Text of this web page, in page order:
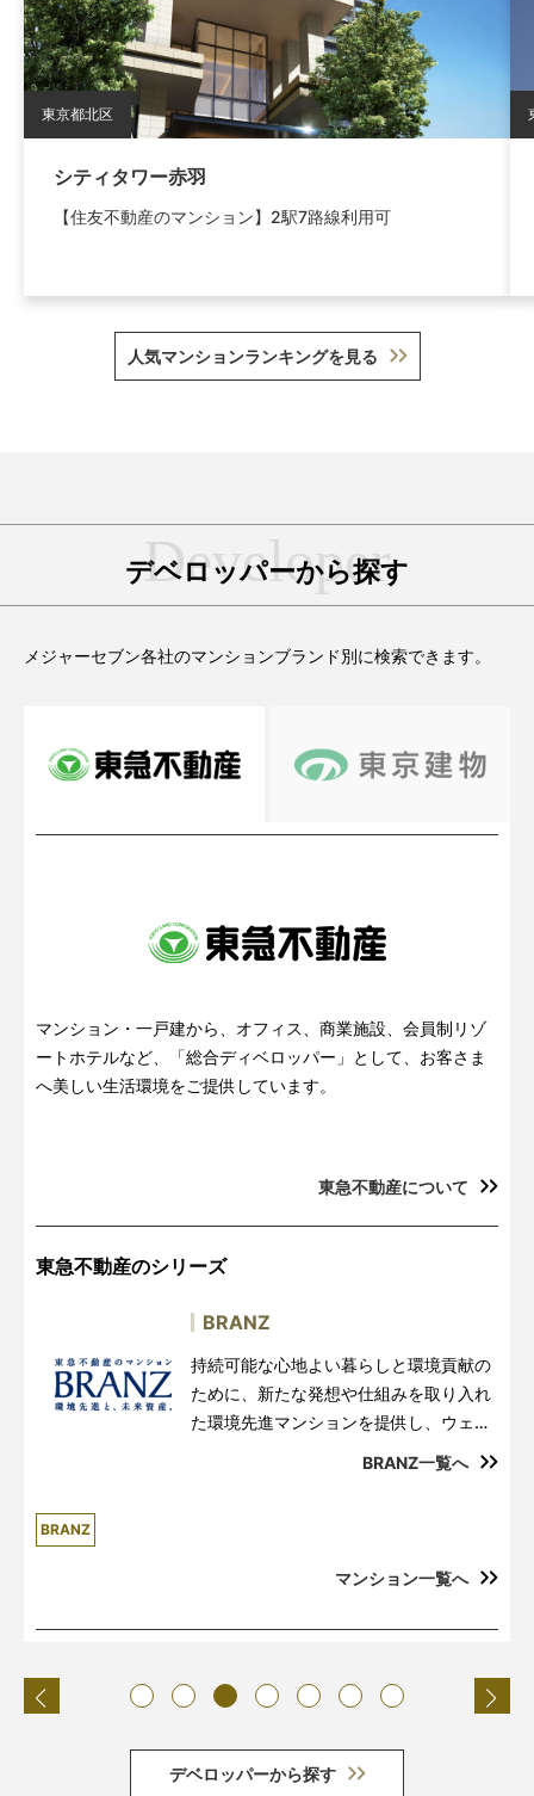
東京都北区
シティタワー赤羽
【住友不動産のマンション】2駅7路線利用可
人気マンションランキングを見る
デベロッパーから探す
メジャーセブン各社のマンションブランド別に検索できます。
住友不動産について
シティハウス
ハイクオリティな都市型集合住宅「シテ
ィハウス」シリーズです。駅への近さ、
ビジネス・文化拠点への近さ、周辺生活
施設の充実度等にこだわりを見せる、都
シティハウス一覧へ
シティハウス
マンション一覧へ
大京について
THE LIONS
従来の安心・安全で高品質な“住ま
い”に、洗練・上質の要素を加え、一歩先
の“暮らし”を実現してまいります。モノ
の豊かさだけでなく、そこへ住まう人の
THE LIONS一覧へ
THE LIONS
マンション一覧へ
マンション・一戸建から、オフィス、商業施設、会員制リゾ
ートホテルなど、「総合ディベロッパー」として、お客さま
へ美しい生活環境をご提供しています。
東急不動産について
東急不動産のシリーズ
BRANZ
持続可能な心地よい暮らしと環境貢献の
ために、新たな発想や仕組みを取り入れ
た環境先進マンションを提供し、ウェル
BRANZ一覧へ
BRANZ
マンション一覧へ
東京建物について
Brillia(ブリリア)
「Brillia」はその時代にふさわしい「洗
練」と「安心」を追い求め、住まいと暮
らしを通じて、お客様一人ひとりに「自
Brillia一覧へ
Brillia
マンション一覧へ
野村不動産について
プラウド
プラウドでは、野村不動産グループによ
る製造・販売・管理の一貫体制でお客さ
まに寄り添い続け、日々、挑戦しながら
たった一つのかけがえのない住まいづく
プラウド一覧へ
プラウド
マンション一覧へ
三井不動産レジデンシャルが最も多くご
提供しているマンションブランド。確か
な品質管理で、より高いレベルの基本性
能を実現しながら、高いデザイン性、 安
心・快適な暮らしを追及しています。
パークホームズ一覧へ
パークマンション
マンション一覧へ
ザ・パークハウス
れが大切にする暮らしにフィットする住
まい「ザ・パークハウス」。徹底的に考
え抜かれた品質の元、快適に心地よく暮
らせる高いクオリティが追求されていま
ザ・パークハウス一覧へ
ザ・パークワンズ
マンション一覧へ
デベロッパーから探す